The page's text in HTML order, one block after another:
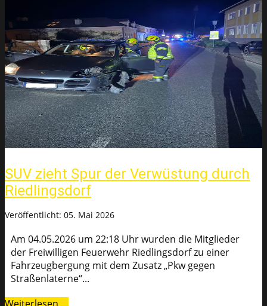
SUV zieht Spur der Verwüstung durch
Riedlingsdorf
Veröffentlicht: 05. Mai 2026
Am 04.05.2026 um 22:18 Uhr wurden die Mitglieder
der Freiwilligen Feuerwehr Riedlingsdorf zu einer
Fahrzeugbergung mit dem Zusatz „Pkw gegen
Straßenlaterne“...